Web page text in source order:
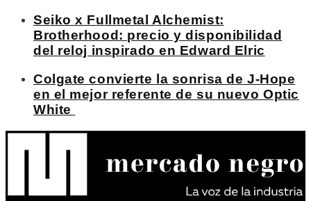
Seiko x Fullmetal Alchemist:
Brotherhood: precio y disponibilidad
del reloj inspirado en Edward Elric
Colgate convierte la sonrisa de J-Hope
en el mejor referente de su nuevo Optic
White